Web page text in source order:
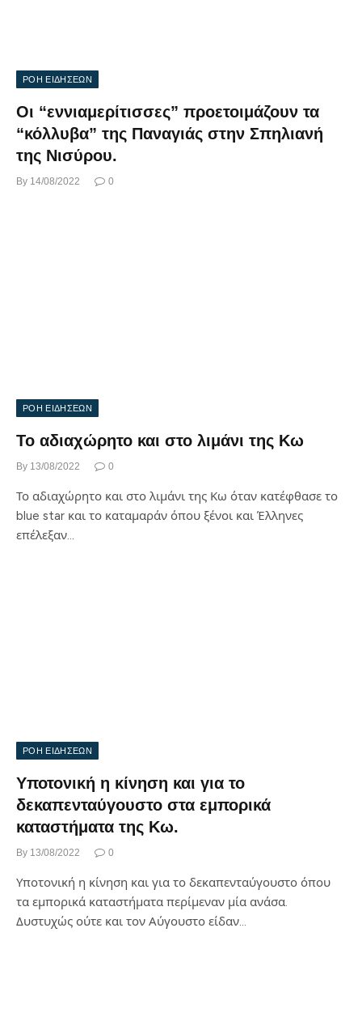
ΡΟΗ ΕΙΔΗΣΕΩΝ
Οι “εννιαμερίτισσες” προετοιμάζουν τα
“κόλλυβα” της Παναγιάς στην Σπηλιανή
της Νισύρου.
By 14/08/2022 0
ΡΟΗ ΕΙΔΗΣΕΩΝ
Το αδιαχώρητο και στο λιμάνι της Κω
By 13/08/2022 0
Το αδιαχώρητο και στο λιμάνι της Κω όταν κατέφθασε το
blue star και το καταμαράν όπου ξένοι και Έλληνες
επέλεξαν…
ΡΟΗ ΕΙΔΗΣΕΩΝ
Υποτονική η κίνηση και για το
δεκαπενταύγουστο στα εμπορικά
καταστήματα της Κω.
By 13/08/2022 0
Υποτονική η κίνηση και για το δεκαπενταύγουστο όπου
τα εμπορικά καταστήματα περίμεναν μία ανάσα.
Δυστυχώς ούτε και τον Αύγουστο είδαν…